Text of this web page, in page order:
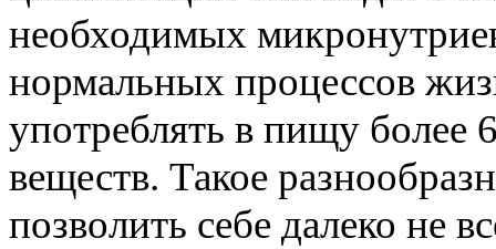
необходимых
нормальных процессов
употреблять в пищу более
веществ. Такое
позволить себе далеко не